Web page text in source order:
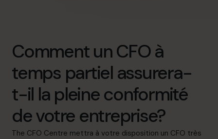
Comment un CFO à
temps partiel assurera-
t-il la pleine conformité
de votre entreprise?
The CFO Centre mettra à votre disposition un CFO très